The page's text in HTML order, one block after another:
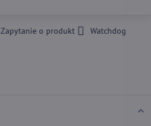
Zapytanie o produkt
Watchdog